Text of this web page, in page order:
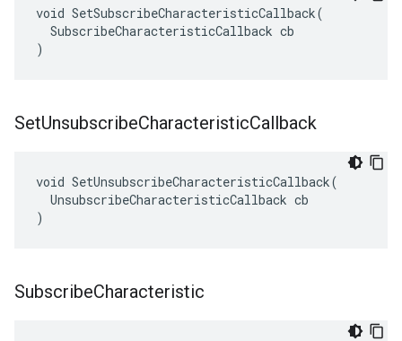
void SetSubscribeCharacteristicCallback(
  SubscribeCharacteristicCallback cb
)
SetUnsubscribeCharacteristicCallback
void SetUnsubscribeCharacteristicCallback(
  UnsubscribeCharacteristicCallback cb
)
SubscribeCharacteristic